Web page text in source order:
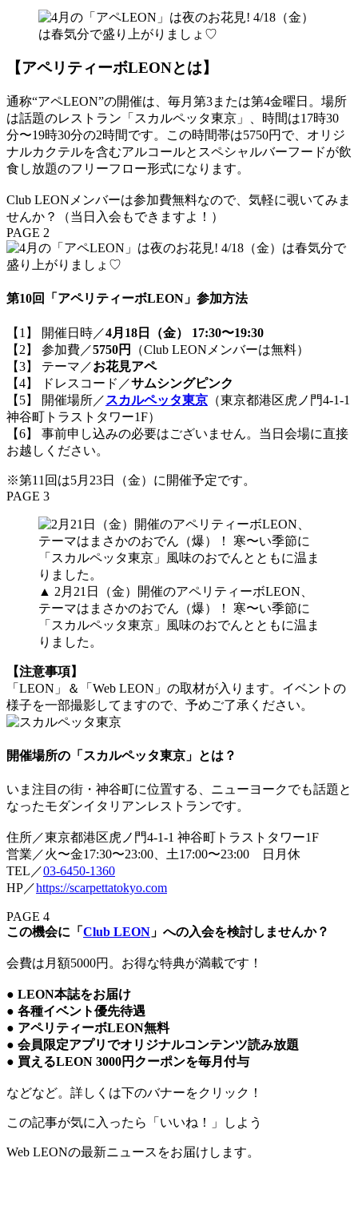
【アペリティーボLEONとは】
通称“アペLEON”の開催は、毎月第3または第4金曜日。場所
は話題のレストラン「スカルペッタ東京」、時間は17時30
分〜19時30分の2時間です。この時間帯は5750円で、オリジ
ナルカクテルを含むアルコールとスペシャルバーフードが飲
食し放題のフリーフロー形式になります。
Club LEONメンバーは参加費無料なので、気軽に覗いてみま
せんか？（当日入会もできますよ！）
PAGE 2
第10回「アペリティーボLEON」参加方法
【1】 開催日時／4月18日（金） 17:30〜19:30
【2】 参加費／5750円
（Club LEONメンバーは無料）
【3】 テーマ／お花見アペ
【4】 ドレスコード／サムシングピンク
【5】 開催場所／ スカルペッタ東京 （東京都港区虎ノ門4-1-1
神谷町トラストタワー1F）
【6】 事前申し込みの必要はございません。当日会場に直接
お越しください。
※第11回は5月23日（金）に開催予定です。
PAGE 3
▲ 2月21日（金）開催のアペリティーボLEON、
テーマはまさかのおでん（爆）！ 寒〜い季節に
「スカルペッタ東京」風味のおでんとともに温ま
りました。
【注意事項】
「LEON」＆「Web LEON」の取材が入ります。イベントの
様子を一部撮影してますので、予めご了承ください。
開催場所の「スカルペッタ東京」とは？
いま注目の街・神谷町に位置する、ニューヨークでも話題と
なったモダンイタリアンレストランです。
住所／東京都港区虎ノ門4-1-1 神谷町トラストタワー1F
営業／火〜金17:30〜23:00、土17:00〜23:00 日月休
TEL／03-6450-1360
HP／https://scarpettatokyo.com
PAGE 4
この機会に「 Club LEON 」への入会を検討しませんか？
会費は月額5000円。お得な特典が満載です！
● LEON本誌をお届け
● 各種イベント優先待遇
● アペリティーボLEON無料
● 会員限定アプリでオリジナルコンテンツ読み放題
● 買えるLEON 3000円クーポンを毎月付与
などなど。詳しくは下のバナーをクリック！
この記事が気に入ったら「いいね！」しよう
Web LEONの最新ニュースをお届けします。